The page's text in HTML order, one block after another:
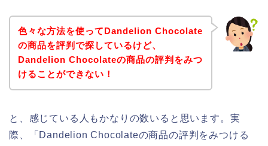
色々な方法を使ってDandelion Chocolate
の商品を評判で探しているけど、
Dandelion Chocolateの商品の評判をみつ
けることができない！
と、感じている人もかなりの数いると思います。実
際、「Dandelion Chocolateの商品の評判をみつける